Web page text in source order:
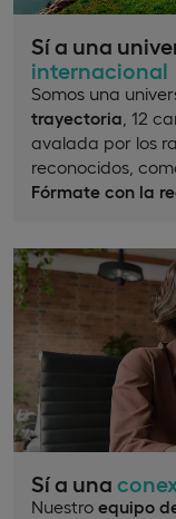
Sí a una
internacional
Somos una
trayectoria , 12
avalada por los
reconocidos,
Fórmate con la
Sí a una
Nuestro equipo